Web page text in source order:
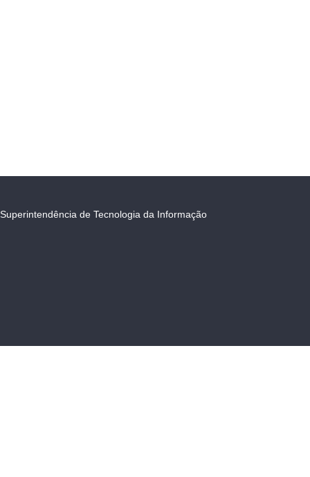
Superintendência de Tecnologia da Informação